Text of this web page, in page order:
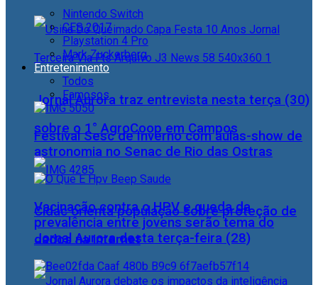
Jornal Aurora traz entrevista nesta terça (30)
sobre o 1° AgroCoop em Campos
Cidac orienta população sobre proteção de
dados na internet
Nintendo Switch
CES 2017
Playstation 4 Pro
Mark Zuckerberg
Entretenimento
Todos
Famosos
Festival Sesc de Inverno com aulas-show de
astronomia no Senac de Rio das Ostras
Vacinação contra o HPV e queda da
prevalência entre jovens serão tema do
Jornal Aurora desta terça-feira (28)